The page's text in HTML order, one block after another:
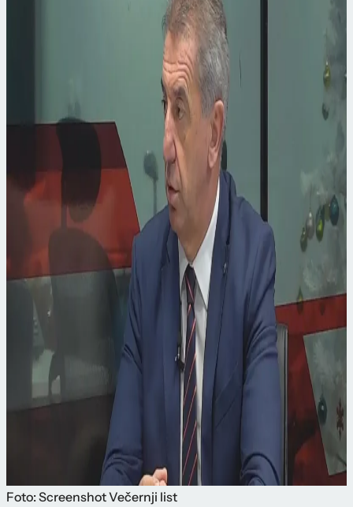
Foto: Screenshot Večernji list